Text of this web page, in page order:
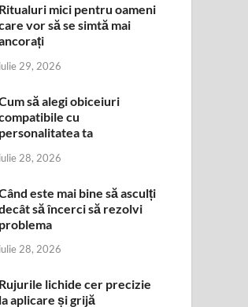
Ritualuri mici pentru oameni
vor să se simtă mai
iulie 29, 2026
să alegi obiceiuri
cu
personalitatea ta
iulie 28, 2026
este mai bine să asculți
să încerci să rezolvi
problema
iulie 28, 2026
Rujurile lichide cer precizie
la aplicare și grijă